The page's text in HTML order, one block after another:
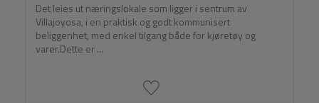
Det leies ut næringslokale som ligger i sentrum av
Villajoyosa, i en praktisk og godt kommunisert
beliggenhet, med enkel tilgang både for kjøretøy og
varer.Dette er ...